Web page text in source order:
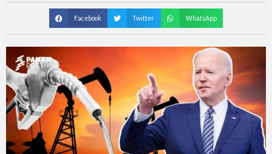
Facebook Twitter WhatsApp